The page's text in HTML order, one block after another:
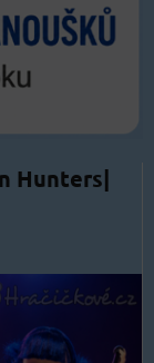
Hunters|